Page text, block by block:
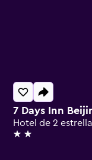
7 Days Inn
Hotel de 2
2 estrellas